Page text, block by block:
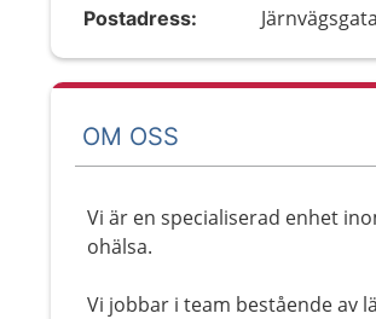
Postadress:
OM OSS
Vi är en specialiserad enhet
ohälsa.
Vi jobbar i team bestående av